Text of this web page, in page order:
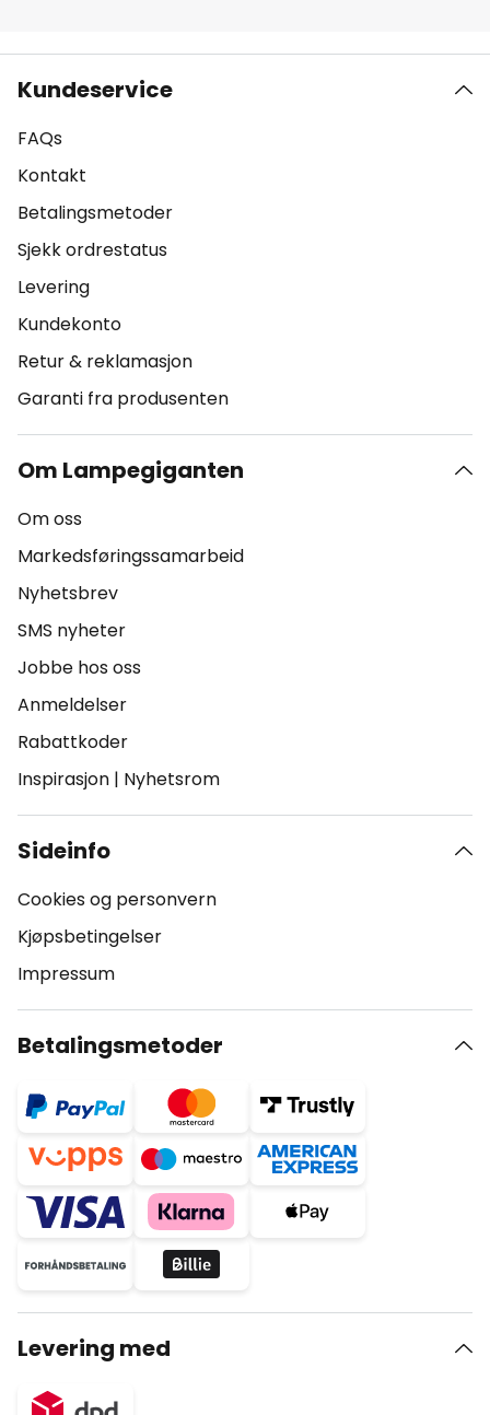
Kundeservice
FAQs
Kontakt
Betalingsmetoder
Sjekk ordrestatus
Levering
Kundekonto
Retur & reklamasjon
Garanti fra produsenten
Om Lampegiganten
Om oss
Markedsføringssamarbeid
Nyhetsbrev
SMS nyheter
Jobbe hos oss
Anmeldelser
Rabattkoder
Inspirasjon | Nyhetsrom
Sideinfo
Cookies og personvern
Kjøpsbetingelser
Impressum
Betalingsmetoder
Levering med